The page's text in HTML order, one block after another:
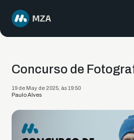
Concurso de
19 de May de 2025, às 19:50
Paulo Alves